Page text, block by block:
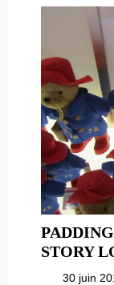
STORY
30 juin